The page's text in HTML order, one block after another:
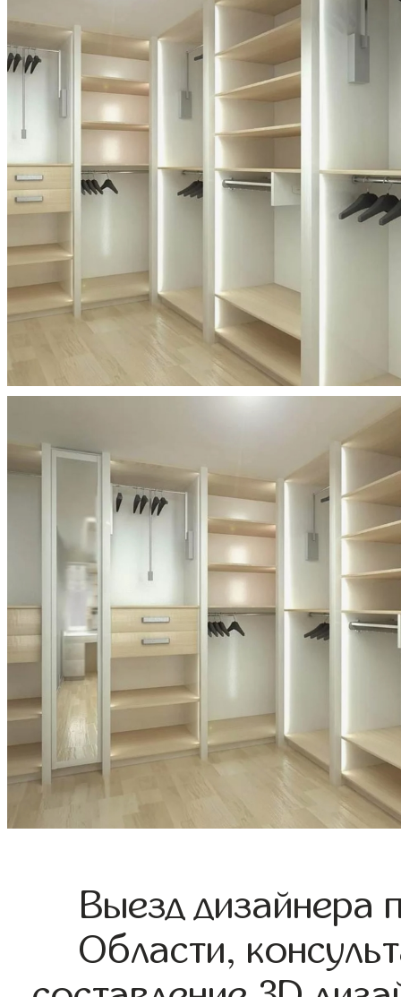
Выезд дизайнера
Области,